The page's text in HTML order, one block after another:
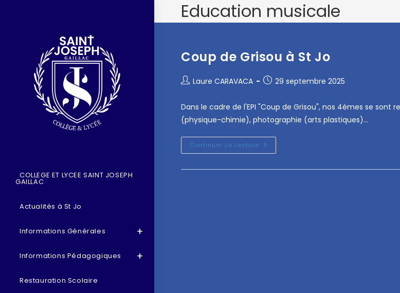
COLLEGE ET LYCEE SAINT JOSEPH
GAILLAC
Actualités à St Jo
Informations Générales
Informations Pédagogiques
Restauration Scolaire
Education musicale
Coup de Grisou à St Jo
Laure CARAVACA 29 septembre 2025
Dans le cadre de l'EPI "Coup de Grisou", nos 4èmes se sont
(physique-chimie), photographie (arts plastiques)…
Continuer La Lecture